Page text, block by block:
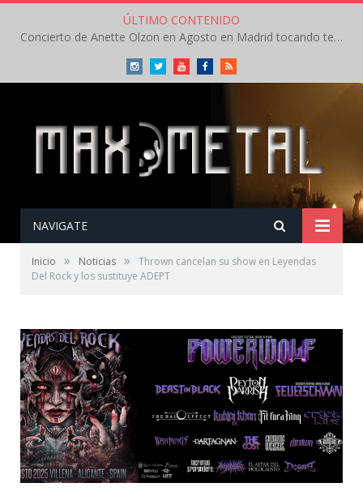
ÚLTIMO CONTENIDO
Concierto de Anette Olzon en Agosto en Madrid tocando temas de Nightwish
InstagramTwitterYoutubeFacebookRSS
NAVIGATE
Inicio » Noticias »
Thrown cancelan su show en Leyendas
Del Rock y los sustituye ADEPT